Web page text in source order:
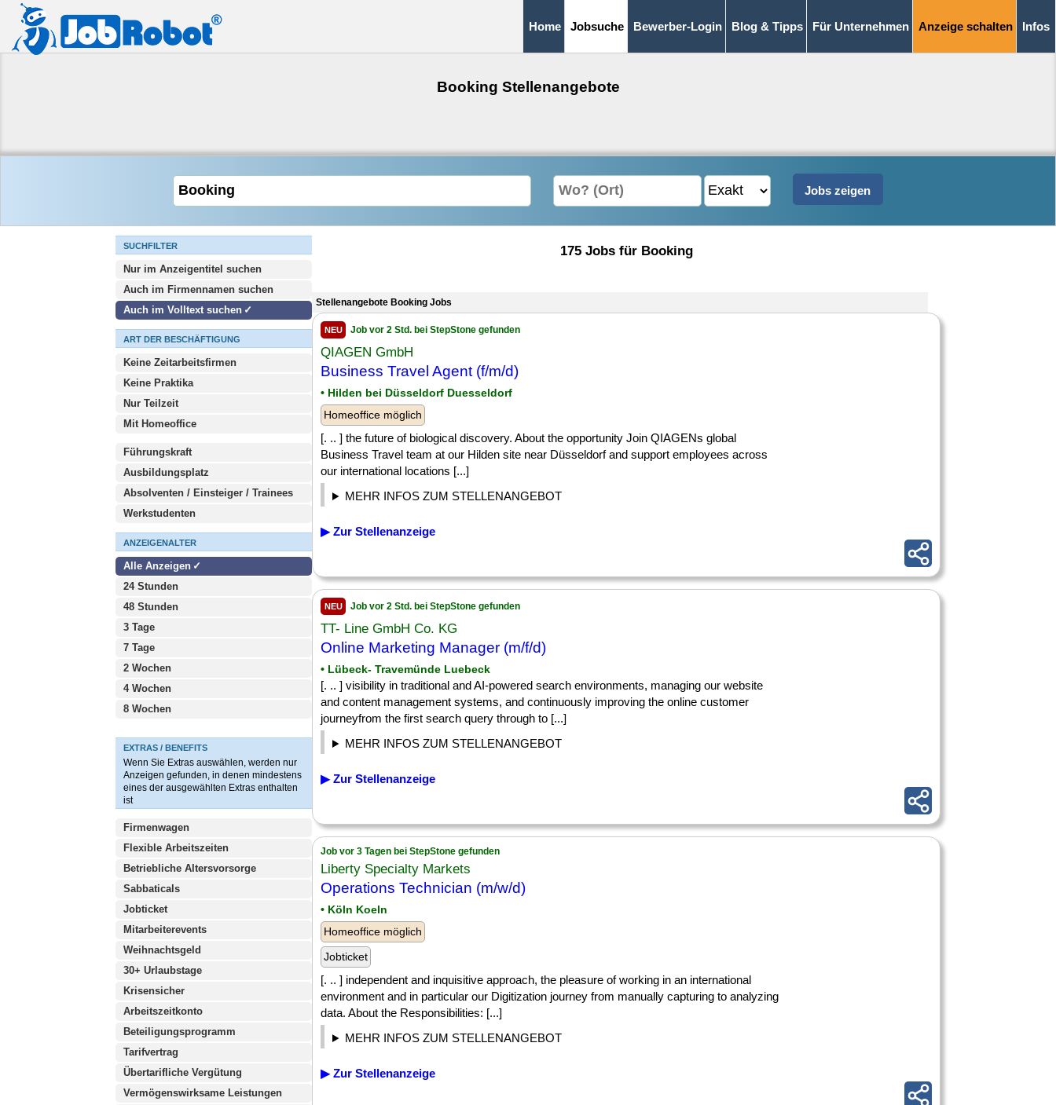
Home Jobsuche Bewerber-Login Blog & Tipps Für Unternehmen Anzeige schalten Infos
Booking Stellenangebote
SUCHFILTER
Nur im Anzeigentitel suchen
Auch im Firmennamen suchen
Auch im Volltext suchen
ART DER BESCHÄFTIGUNG
Keine Zeitarbeitsfirmen
Keine Praktika
Nur Teilzeit
Mit Homeoffice
Führungskraft
Ausbildungsplatz
Absolventen / Einsteiger / Trainees
Werkstudenten
ANZEIGENALTER
Alle Anzeigen
24 Stunden
48 Stunden
3 Tage
7 Tage
2 Wochen
4 Wochen
8 Wochen
EXTRAS / BENEFITS
Wenn Sie Extras auswählen, werden nur
Anzeigen gefunden, in denen mindestens
eines der ausgewählten Extras enthalten
ist
Firmenwagen
Flexible Arbeitszeiten
Betriebliche Altersvorsorge
Sabbaticals
Jobticket
Mitarbeiterevents
Weihnachtsgeld
30+ Urlaubstage
Krisensicher
Arbeitszeitkonto
Beteiligungsprogramm
Tarifvertrag
Übertarifliche Vergütung
Vermögenswirksame Leistungen
175 Jobs für Booking
Stellenangebote Booking Jobs
NEU Job vor 2 Std. bei StepStone gefunden
QIAGEN GmbH
Business Travel Agent (f/m/d)
• Hilden bei Düsseldorf Duesseldorf
Homeoffice möglich
[. .. ] the future of biological discovery. About the opportunity Join QIAGENs global
Business Travel team at our Hilden site near Düsseldorf and support employees across
our international locations [...]
MEHR INFOS ZUM STELLENANGEBOT
▶ Zur Stellenanzeige
NEU Job vor 2 Std. bei StepStone gefunden
TT- Line GmbH Co. KG
Online Marketing Manager (m/f/d)
• Lübeck- Travemünde Luebeck
[. .. ] visibility in traditional and AI-powered search environments, managing our website
and content management systems, and continuously improving the online customer
journeyfrom the first search query through to [...]
MEHR INFOS ZUM STELLENANGEBOT
▶ Zur Stellenanzeige
Job vor 3 Tagen bei StepStone gefunden
Liberty Specialty Markets
Operations Technician (m/w/d)
• Köln Koeln
Homeoffice möglich
Jobticket
[. .. ] independent and inquisitive approach, the pleasure of working in an international
environment and in particular our Digitization journey from manually capturing to analyzing
data. About the Responsibilities: [...]
MEHR INFOS ZUM STELLENANGEBOT
▶ Zur Stellenanzeige